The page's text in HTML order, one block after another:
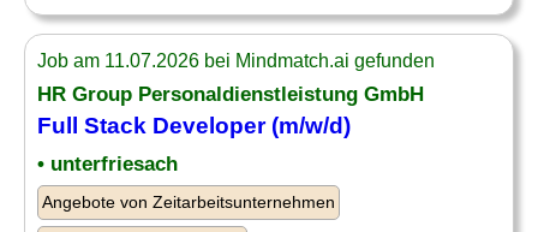
Job am 11.07.2026 bei Mindmatch.ai gefunden
HR Group Personaldienstleistung GmbH
Full Stack Developer(m/w/d)
• unterfriesach
Angebote von Zeitarbeitsunternehmen